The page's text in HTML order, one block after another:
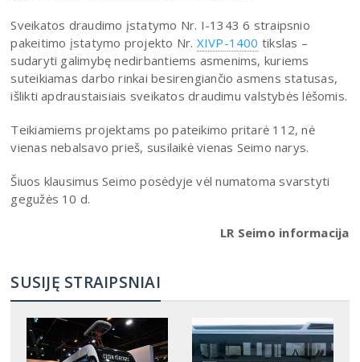
Sveikatos draudimo įstatymo Nr. I-1343 6 straipsnio
pakeitimo įstatymo projekto Nr. XIVP-1400 tikslas –
sudaryti galimybę nedirbantiems asmenims, kuriems
suteikiamas darbo rinkai besirengiančio asmens statusas,
išlikti apdraustaisiais sveikatos draudimu valstybės lėšomis.
Teikiamiems projektams po pateikimo pritarė 112, nė
vienas nebalsavo prieš, susilaikė vienas Seimo narys.
Šiuos klausimus Seimo posėdyje vėl numatoma svarstyti
gegužės 10 d.
LR Seimo informacija
SUSIJĘ STRAIPSNIAI